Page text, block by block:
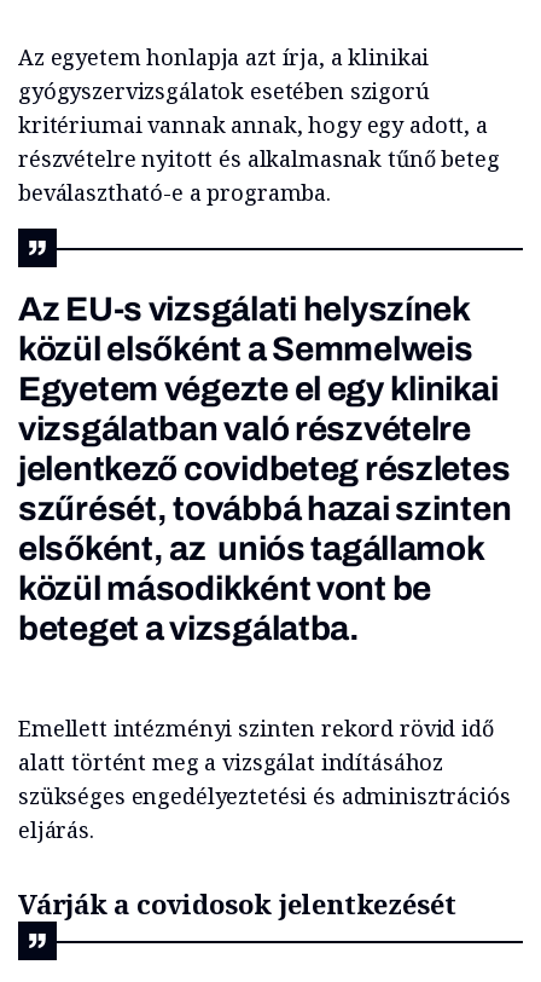
Az egyetem honlapja azt írja, a klinikai
gyógyszervizsgálatok esetében szigorú
kritériumai vannak annak, hogy egy adott, a
részvételre nyitott és alkalmasnak tűnő beteg
beválasztható-e a programba.
Az EU-s vizsgálati helyszínek
közül elsőként a Semmelweis
Egyetem végezte el egy klinikai
vizsgálatban való részvételre
jelentkező covidbeteg részletes
szűrését, továbbá hazai szinten
elsőként, az uniós tagállamok
közül másodikként vont be
beteget a vizsgálatba.
Emellett intézményi szinten rekord rövid idő
alatt történt meg a vizsgálat indításához
szükséges engedélyeztetési és adminisztrációs
eljárás.
Várják a covidosok jelentkezését